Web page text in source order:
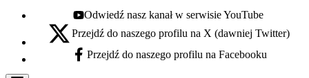
Youtube - otwiera się w nowej karcie
Odwiedź nasz kanał w serwisie YouTube
X - otwiera się w nowej karcie
Przejdź do naszego profilu na X (dawniej Twitter)
Facebook - otwiera się w nowej karcie
Przejdź do naszego profilu na Facebooku